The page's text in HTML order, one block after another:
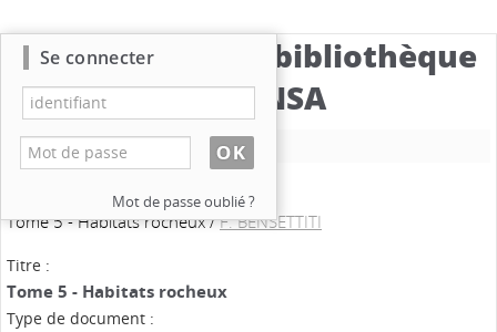
Catalogue de la bibliothèque
du CBNSA
Nouvelle recherche
Tome 5 - Habitats rocheux/F. BENSETTITI
Titre :
Tome 5 - Habitats rocheux
Type de document :
Se connecter
Mot de passe oublié ?